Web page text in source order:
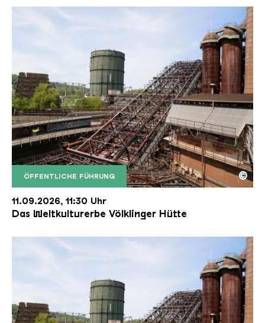
ÖFFENTLICHE FÜHRUNG
Der Erzschrägaufzug der Völklinger Hütte mit
Copyright: Weltkulturerbe Völklinger Hütte | Karl
©
11.09.2026, 11:30 Uhr
Das Weltkulturerbe Völklinger Hütte